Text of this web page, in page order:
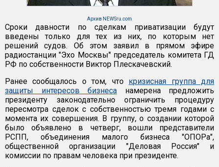
Архив NEWSru.com
Сроки давности по сделкам приватизации будут
введены только для тех из них, по которым нет
решений судов. Об этом заявил в прямом эфире
радиостанции "Эхо Москвы" председатель комитета ГД
РФ по собственности Виктор Плескачевский.
Ранее сообщалось о том, что кризисная группа для
защиты интересов бизнеса намерена предложить
президенту законодательно ограничить процедуру
пересмотра сделок с собственностью тремя годами с
момента их совершения. В группу, о создании которой
было объявлено в четверг, вошли представители
РСПП, объединения малого бизнеса "ОПОРа",
общественной организации "Деловая Россия" и
комиссии по правам человека при президенте.